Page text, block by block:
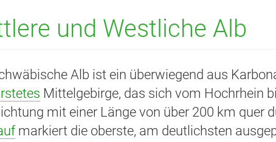
und Westliche Alb
Alb ist ein überwiegend aus
Mittelgebirge, das sich vom Hochrhein
mit einer Länge von über 200 km quer
markiert die oberste, am deutlichsten